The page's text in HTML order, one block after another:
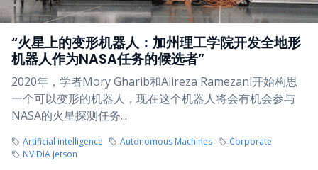
“火星上的变形机器人：加州理工学院开发全地形
机器人作为NASA任务的候选者”
2020年，学者Mory Gharib和Alireza Ramezani开始构思
一个可以变形的机器人，现在这个机器人将会有机会参与
NASA的火星探测任务...
Artificial intelligence Autonomous Machines
Corporate
NVIDIA Jetson